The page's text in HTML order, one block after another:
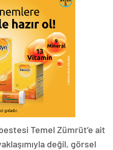
Temel Zümrüt’e ait
değil, görsel